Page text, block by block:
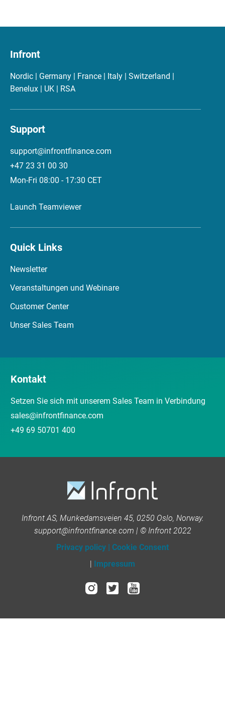
Infront
Nordic | Germany | France | Italy | Switzerland |
Benelux | UK | RSA
Support
support@infrontfinance.com
+47 23 31 00 30
Mon-Fri 08:00 - 17:30 CET
Launch Teamviewer
Quick Links
Newsletter
Veranstaltungen und Webinare
Customer Center
Unser Sales Team
Kontakt
Setzen Sie sich mit unserem Sales Team in Verbindung
sales@infrontfinance.com
+49 69 50701 400
Infront AS, Munkedamsveien 45, 0250 Oslo, Norway.
support@infrontfinance.com | © Infront 2022
Privacy policy | Cookie Consent
| Impressum